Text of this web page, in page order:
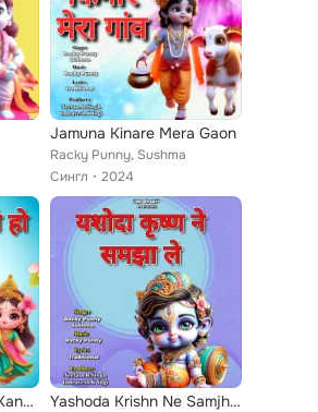
Jamuna Kinare Mera Gaon
Racky Punny, Sushma
Сингл
2024
Mor Mukut Bhule Ho Kanha Yashoda Krishn Ne Samjha Le